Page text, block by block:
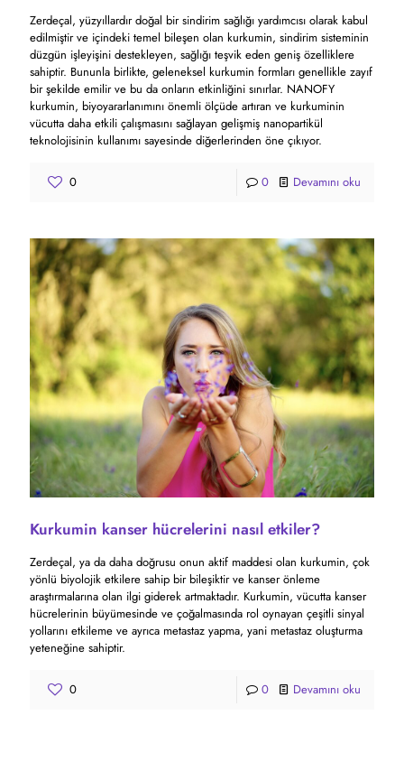
Zerdeçal, yüzyıllardır doğal bir sindirim sağlığı yardımcısı olarak kabul
edilmiştir ve içindeki temel bileşen olan kurkumin, sindirim sisteminin
düzgün işleyişini destekleyen, sağlığı teşvik eden geniş özelliklere
sahiptir. Bununla birlikte, geleneksel kurkumin formları genellikle zayıf
bir şekilde emilir ve bu da onların etkinliğini sınırlar. NANOFY
kurkumin, biyoyararlanımını önemli ölçüde artıran ve kurkuminin
vücutta daha etkili çalışmasını sağlayan gelişmiş nanopartikül
teknolojisinin kullanımı sayesinde diğerlerinden öne çıkıyor.
0 0 Devamını oku
Kurkumin kanser hücrelerini nasıl etkiler?
Zerdeçal, ya da daha doğrusu onun aktif maddesi olan kurkumin, çok
yönlü biyolojik etkilere sahip bir bileşiktir ve kanser önleme
araştırmalarına olan ilgi giderek artmaktadır. Kurkumin, vücutta kanser
hücrelerinin büyümesinde ve çoğalmasında rol oynayan çeşitli sinyal
yollarını etkileme ve ayrıca metastaz yapma, yani metastaz oluşturma
yeteneğine sahiptir.
0 0 Devamını oku